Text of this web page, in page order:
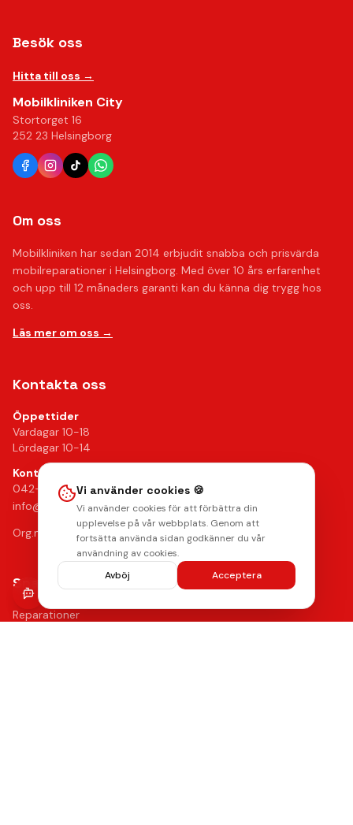
Besök oss
Hitta till oss →
Mobilkliniken City
Stortorget 16
252 23 Helsingborg
Om oss
Mobilkliniken har sedan 2014 erbjudit snabba och prisvärda
mobilreparationer i Helsingborg. Med över 10 års erfarenhet
och upp till 12 månaders garanti kan du känna dig trygg hos
oss.
Läs mer om oss →
Kontakta oss
Öppettider
Vardagar 10-18
Lördagar 10-14
Kontakt
042-24 25 02
info@mobilkliniken.se
Org.nr: 556946-9199
Snabblänkar
Reparationer
Vi använder cookies 🍪
Vi använder cookies för att förbättra din
upplevelse på vår webbplats. Genom att
fortsätta använda sidan godkänner du vår
användning av cookies.
Avböj
Acceptera